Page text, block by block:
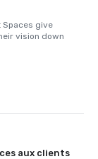
Spaces give
vision down
aux clients